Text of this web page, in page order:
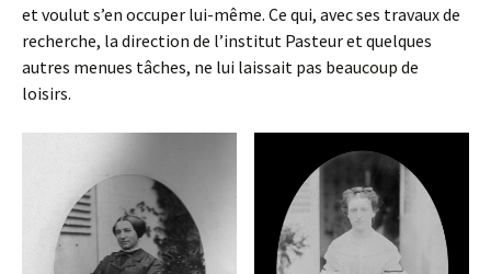
et voulut s’en occuper lui-même. Ce qui, avec ses travaux de
recherche, la direction de l’institut Pasteur et quelques
autres menues tâches, ne lui laissait pas beaucoup de
loisirs.